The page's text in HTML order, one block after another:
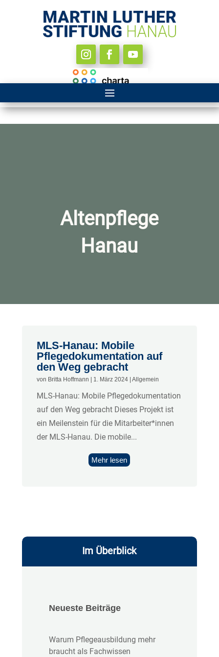
Altenpflege
Hanau
MLS-Hanau: Mobile
Pflegedokumentation auf
den Weg gebracht
von Britta Hoffmann 1. März 2024| Allgemein
MLS-Hanau: Mobile Pflegedokumentation
auf den Weg gebracht Dieses Projekt ist
ein Meilenstein für die Mitarbeiter*innen
der MLS-Hanau. Die mobile...
Mehr lesen
Im Überblick
Neueste Beiträge
Warum Pflegeausbildung mehr
braucht als Fachwissen